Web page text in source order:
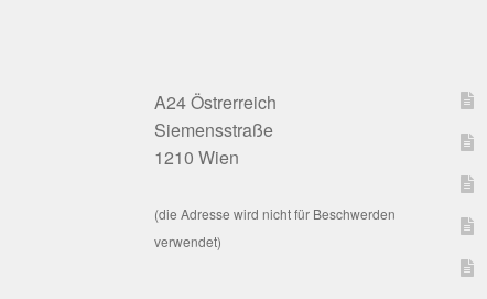
A24 Östrerreich
Siemensstraße
1210 Wien
(die Adresse wird nicht für Beschwerden
verwendet)